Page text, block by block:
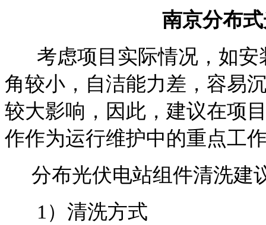
南京分布
考虑项目实际情况，如安
角较小，自洁能力差，容易
较大影响，因此，建议在项
作作为运行维护中的重点工
分布光伏电站组件清洗建
1）清洗方式